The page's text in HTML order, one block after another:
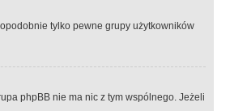
tylko pewne grupy użytkowników
phpBB nie ma nic z tym wspólnego. Jeżeli